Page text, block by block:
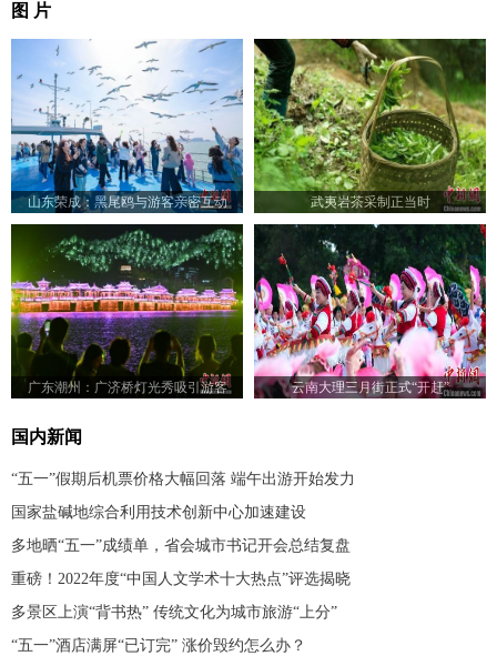
图 片
山东荣成：黑尾鸥与游客亲密互动 武夷岩茶采制正当时
广东潮州：广济桥灯光秀吸引游客 云南大理三月街正式“开赶”
国内新闻
“五一”假期后机票价格大幅回落 端午出游开始发力
国家盐碱地综合利用技术创新中心加速建设
多地晒“五一”成绩单，省会城市书记开会总结复盘
重磅！2022年度“中国人文学术十大热点”评选揭晓
多景区上演“背书热” 传统文化为城市旅游“上分”
“五一”酒店满屏“已订完” 涨价毁约怎么办？